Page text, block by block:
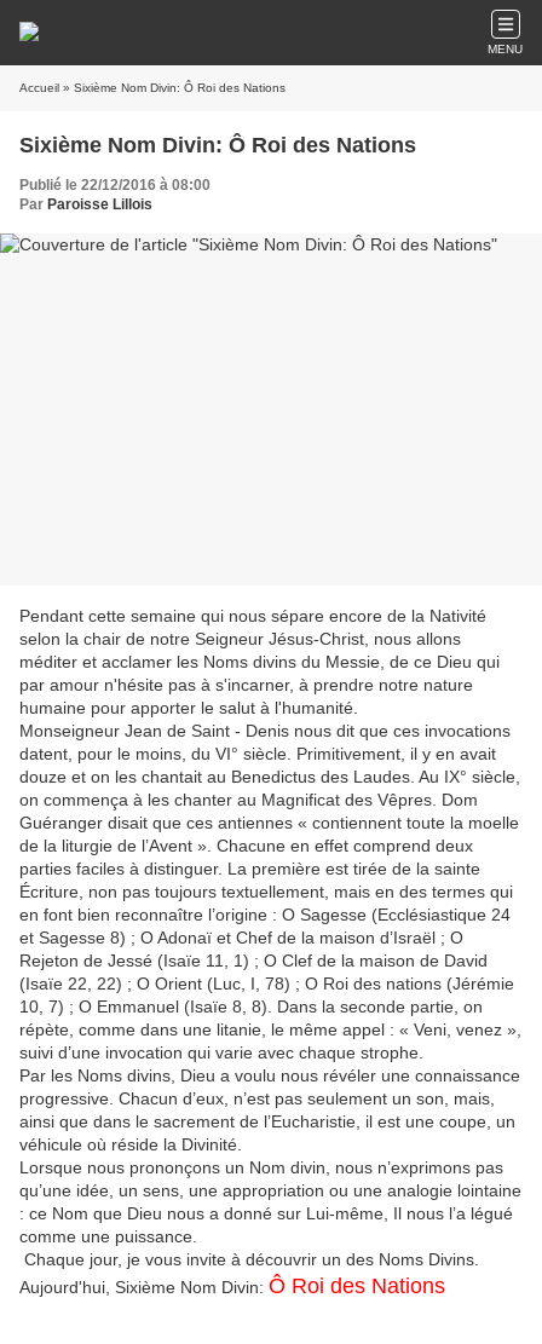
MENU
Accueil » Sixième Nom Divin: Ô Roi des Nations
Sixième Nom Divin: Ô Roi des Nations
Publié le 22/12/2016 à 08:00
Par Paroisse Lillois
Pendant cette semaine qui nous sépare encore de la Nativité
selon la chair de notre Seigneur Jésus-Christ, nous allons
méditer et acclamer les Noms divins du Messie, de ce Dieu qui
par amour n'hésite pas à s'incarner, à prendre notre nature
humaine pour apporter le salut à l'humanité.
Monseigneur Jean de Saint - Denis nous dit que ces invocations
datent, pour le moins, du VI° siècle. Primitivement, il y en avait
douze et on les chantait au Benedictus des Laudes. Au IX° siècle,
on commença à les chanter au Magnificat des Vêpres. Dom
Guéranger disait que ces antiennes « contiennent toute la moelle
de la liturgie de l’Avent ». Chacune en effet comprend deux
parties faciles à distinguer. La première est tirée de la sainte
Écriture, non pas toujours textuellement, mais en des termes qui
en font bien reconnaître l’origine : O Sagesse (Ecclésiastique 24
et Sagesse 8) ; O Adonaï et Chef de la maison d’Israël ; O
Rejeton de Jessé (Isaïe 11, 1) ; O Clef de la maison de David
(Isaïe 22, 22) ; O Orient (Luc, I, 78) ; O Roi des nations (Jérémie
10, 7) ; O Emmanuel (Isaïe 8, 8). Dans la seconde partie, on
répète, comme dans une litanie, le même appel : « Veni, venez »,
suivi d’une invocation qui varie avec chaque strophe.
Par les Noms divins, Dieu a voulu nous révéler une connaissance
progressive. Chacun d’eux, n’est pas seulement un son, mais,
ainsi que dans le sacrement de l’Eucharistie, il est une coupe, un
véhicule où réside la Divinité.
Lorsque nous prononçons un Nom divin, nous n’exprimons pas
qu’une idée, un sens, une appropriation ou une analogie lointaine
: ce Nom que Dieu nous a donné sur Lui-même, Il nous l’a légué
comme une puissance.
Chaque jour, je vous invite à découvrir un des Noms Divins.
Aujourd'hui, Sixième Nom Divin: Ô Roi des Nations